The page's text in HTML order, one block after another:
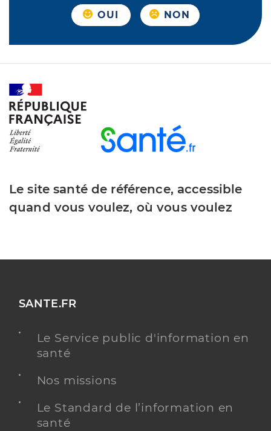
OUI NON
Le site santé de référence, accessible
quand vous voulez, où vous voulez
SANTE.FR
Le Service public d'information en
santé
Nos missions
Le Standard de l’information en
santé